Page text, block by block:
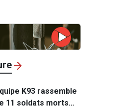
K93 rassemble
11 soldats morts